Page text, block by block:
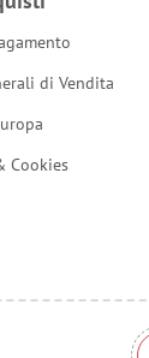
di Vendita
Cookies